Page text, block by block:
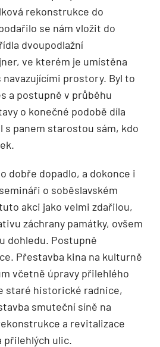
rekonstrukce do
se nám vložit do
dvoupodlažní
ve kterém je umístěna
prostory. Byl to
a postupně v průběhu
o konečné podobě díla
s panem starostou sám, kdo
dobře dopadlo, a dokonce i
o soběslavském
akci jako velmi zdařilou,
záchrany památky, ovšem
dohledu. Postupně
Přestavba kina na kulturně
včetně úpravy přilehlého
staré historické radnice,
smuteční síně na
a revitalizace
přilehlých ulic.